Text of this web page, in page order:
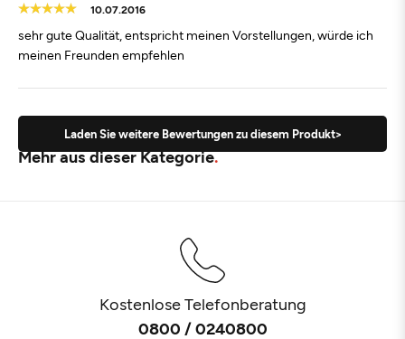
10.07.2016
sehr gute Qualität, entspricht meinen Vorstellungen, würde ich
meinen Freunden empfehlen
Laden Sie weitere Bewertungen zu diesem Produkt>
Mehr aus dieser Kategorie
Kostenlose Telefonberatung
0800 / 0240800